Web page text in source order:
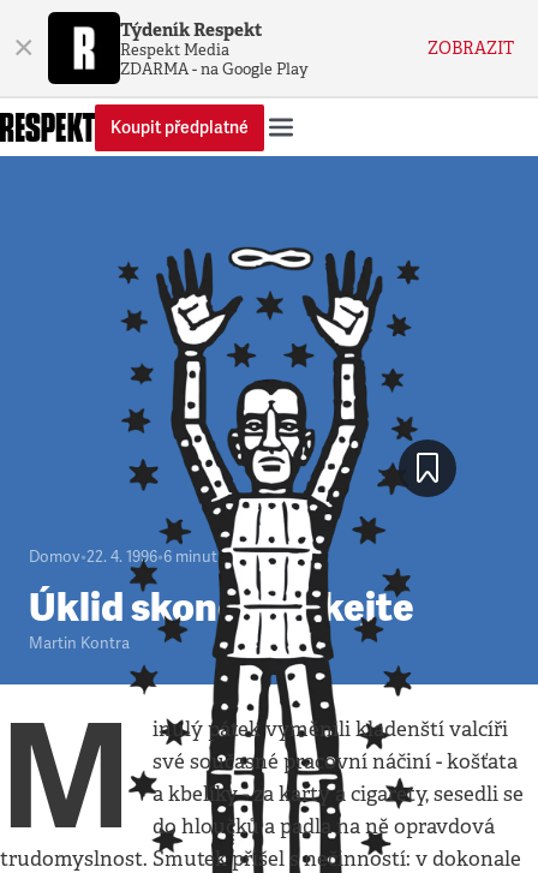
× Týdeník Respekt
Respekt Media
ZDARMA - na Google Play
ZOBRAZIT
Koupit předplatné
Domov•22. 4. 1996•6 minut
Úklid skončil, čekejte
Martin Kontra
M
inulý pátek vyměnili kladenští valcíři
své současné pracovní náčiní - košťata
a kbelíky - za karty a cigarety, sesedli se
do hloučků a padla na ně opravdová
trudomyslnost. Smutek přišel s nečinností: v dokonale